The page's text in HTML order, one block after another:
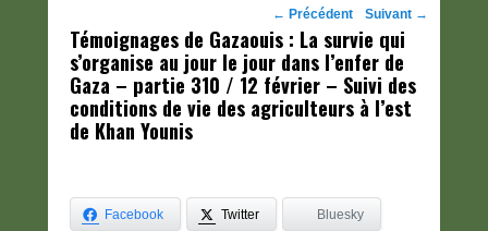
Navigation
des
posts
← Précédent Suivant →
Témoignages de Gazaouis : La survie qui
s’organise au jour le jour dans l’enfer de
Gaza – partie 310 / 12 février – Suivi des
conditions de vie des agriculteurs à l’est
de Khan Younis
Facebook Twitter Bluesky